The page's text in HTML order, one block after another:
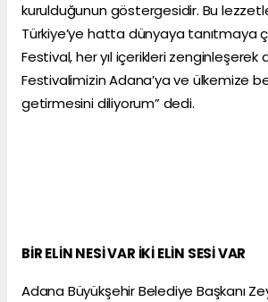
kurulduğunun göstergesidir. Bu
Türkiye’ye hatta dünyaya tanıtmaya
Festival, her yıl içerikleri zenginleşerek
Festivalimizin Adana’ya ve ülkemize
getirmesini diliyorum” dedi.
BİR ELİN NESİ VAR İKİ ELİN SESİ VAR
Adana Büyükşehir Belediye Başkanı